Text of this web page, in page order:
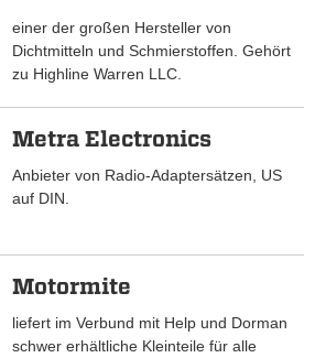
einer der großen Hersteller von
Dichtmitteln und Schmierstoffen. Gehört
zu Highline Warren LLC.
Metra Electronics
Anbieter von Radio-Adaptersätzen, US
auf DIN.
Motormite
liefert im Verbund mit Help und Dorman
schwer erhältliche Kleinteile für alle